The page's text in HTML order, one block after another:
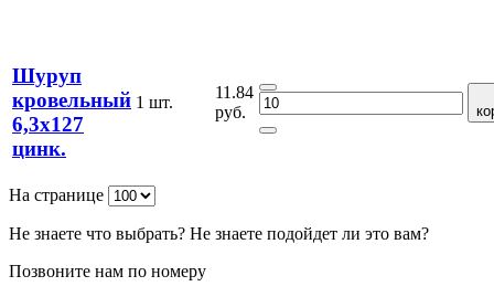
Шуруп
кровельный
6,3х127
цинк.
1 шт.
11.84
руб.
На странице
Не знаете что выбрать? Не знаете подойдет ли это вам?
Позвоните нам по номеру